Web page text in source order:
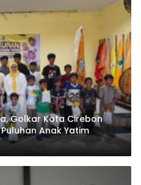
Golkar Kota Cirebon
Anak Yatim